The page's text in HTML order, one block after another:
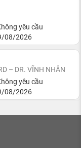
yêu cầu
08/2026
– DR. VĨNH NHÂN
yêu cầu
08/2026